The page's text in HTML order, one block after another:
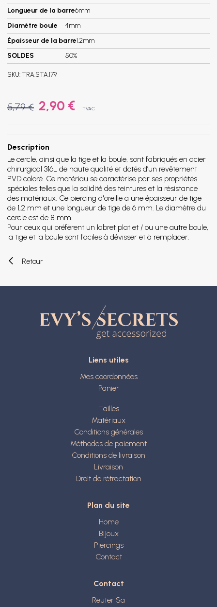
Longueur de la barre6mm
Diamètre boule
4mm
Épaisseur de la barre1.2mm
SOLDES
50%
SKU: TRA.STA.179
5,79 € 2,90 € TVAC
Description
Le cercle, ainsi que la tige et la boule, sont fabriqués en acier
chirurgical 316L de haute qualité et dotés d’un revêtement
PVD coloré. Ce matériau se caractérise par ses propriétés
spéciales telles que la solidité des teintures et la résistance
des matériaux. Ce piercing d'oreille a une épaisseur de tige
de 1,2 mm et une longueur de tige de 6 mm. Le diamètre du
cercle est de 8 mm.
Pour ceux qui préfèrent un labret plat et / ou une autre boule,
la tige et la boule sont faciles à dévisser et à remplacer.
Retour
Liens utiles
Mes coordonnées
Panier
Tailles
Matériaux
Conditions générales
Méthodes de paiement
Conditions de livraison
Livraison
Droit de rétractation
Plan du site
Home
Bijoux
Piercings
Contact
Contact
Reuter Sa